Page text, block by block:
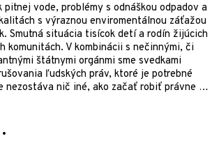
pitnej vode, problémy s odnáškou odpadov a
s výraznou enviromentálnou záťažou
Smutná situácia tisícok detí a rodín žijúcich
komunitách. V kombinácii s nečinnými, či
štátnymi orgánmi sme svedkami
ľudských práv, ktoré je potrebné
nezostáva nič iné, ako začať robiť právne …
•